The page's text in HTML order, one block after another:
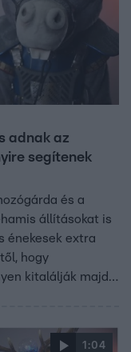
adnak az
segítenek
és a
állításokat is
énekesek extra
hogy
kitalálják majd,
1:04